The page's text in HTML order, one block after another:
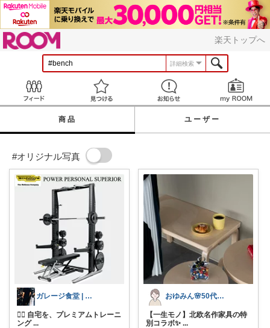
楽天トップへ
詳細検索
見つける お知らせ
商品 ユーザー
#オリジナル写真
ガレージ食堂 | 開業準備中
🏋️‍♂️ 自宅を、プレミアムトレーニ
ング ...
おゆみん🌸50代からの快適暮らし
【一生モノ】北欧名作家具の特
別コラボ✨ ...